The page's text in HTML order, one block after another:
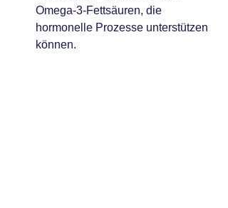
Omega-3-Fettsäuren, die
hormonelle Prozesse unterstützen
können.